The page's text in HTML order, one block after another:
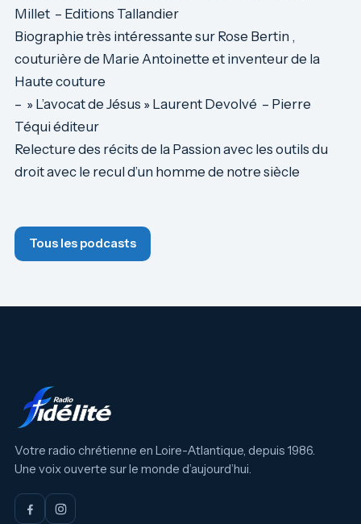
Millet – Editions Tallandier
Biographie très intéressante sur Rose Bertin ,
couturière de Marie Antoinette et inventeur de la
Haute couture
– » L’avocat de Jésus » Laurent Devolvé – Pierre
Téqui éditeur
Relecture des récits de la Passion avec les outils du
droit avec le recul d’un homme de notre siècle
Tous les podcasts
Votre radio chrétienne en Loire-Atlantique, depuis 1986.
Une voix ouverte sur le monde d’aujourd’hui.